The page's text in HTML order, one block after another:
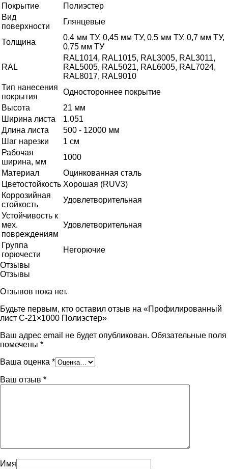
Покрытие
Полиэстер
Вид
поверхности
Глянцевые
Толщина
0,4 мм ТУ, 0,45 мм ТУ, 0,5 мм ТУ, 0,7 мм ТУ,
0,75 мм ТУ
RAL
RAL1014, RAL1015, RAL3005, RAL3011,
RAL5005, RAL5021, RAL6005, RAL7024,
RAL8017, RAL9010
Тип нанесения
покрытия
Одностороннее покрытие
Высота
21 мм
Ширина листа
1.051
Длина листа
500 - 12000 мм
Шаг нарезки
1 см
Рабочая
ширина, мм
1000
Материал
Оцинкованная сталь
Цветостойкость Хорошая (RUV3)
Коррозийная
стойкость
Удовлетворительная
Устойчивость к
мех.
повреждениям
Удовлетворительная
Группа
горючести
Негорючие
Отзывы
Отзывы
Отзывов пока нет.
Будьте первым, кто оставил отзыв на «Профилированный
лист С-21×1000 Полиэстер»
Ваш адрес email не будет опубликован. Обязательные поля
помечены *
Ваша оценка *
Ваш отзыв *
Имя